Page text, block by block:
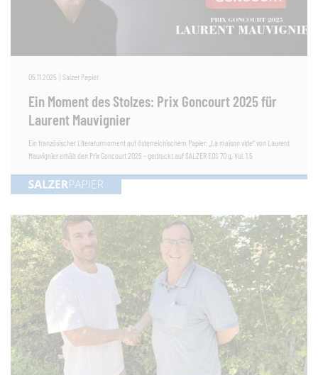
05.11.2025 | Salzer Papier
Ein Moment des Stolzes: Prix Goncourt 2025 für
Laurent Mauvignier
Ein französischer Literaturmoment auf österreichischem Papier: „La maison vide“ von Laurent
Mauvignier erhält den Prix Goncourt 2025 – gedruckt auf SALZER EOS 70 g, Vol. 1,5